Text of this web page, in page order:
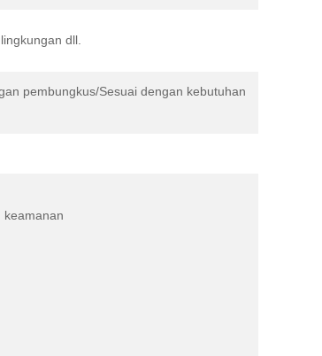
dll.
pembungkus/Sesuai dengan kebutuhan
keamanan